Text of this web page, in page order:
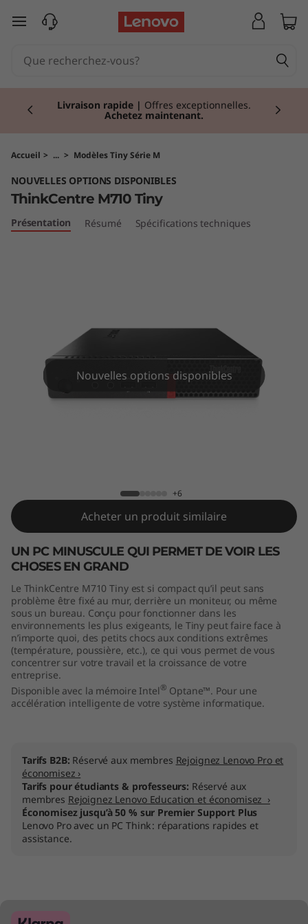
T
C
e
n
n
y
passer au contenu principal
Livraison rapide | Offres exceptionnelles.
Achetez maintenant.
Accueil > ... > Modèles Tiny Série M
NOUVELLES OPTIONS DISPONIBLES
ThinkCentre M710 Tiny
Présentation Résumé Spécifications techniques
Nouvelles options disponibles
+6
Acheter un produit similaire
UN PC MINUSCULE QUI PERMET DE VOIR LES
CHOSES EN GRAND
Le ThinkCentre M710 Tiny est si compact qu’il peut sans
problème être fixé au mur, derrière un moniteur, ou même
sous un bureau. Conçu pour fonctionner dans les
environnements les plus exigeants, le Tiny peut faire face à
n’importe quoi, des petits chocs aux conditions extrêmes
(température, poussière, etc.), ce qui vous permet de vous
concentrer sur votre travail et la croissance de votre
entreprise.
Disponible avec la mémoire Intel® Optane™. Pour une
accélération intelligente de votre système informatique.
Tarifs B2B: Réservé aux membres Rejoignez Lenovo Pro et
économisez ›
Tarifs pour étudiants & professeurs: Réservé aux
membres Rejoignez Lenovo Education et économisez ›
Économisez jusqu’à 50 % sur Premier Support Plus
Lenovo Pro avec un PC Think : réparations rapides et
assistance.